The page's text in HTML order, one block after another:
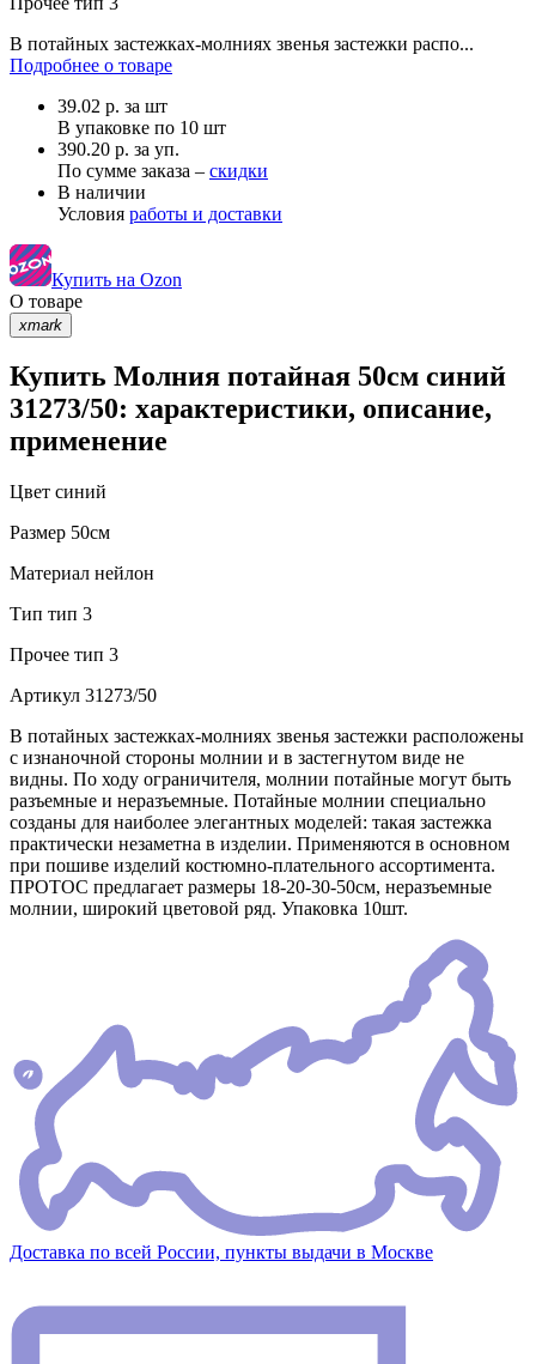
В потайных застежках-молниях звенья застежки распо...
Подробнее о товаре
39.02 р. за шт
В упаковке по 10 шт
390.20 р. за уп.
По сумме заказа – скидки
В наличии
Условия работы и доставки
Купить на Ozon
О товаре
xmark
Купить Молния потайная 50см синий
31273/50: характеристики, описание,
применение
Цвет синий
Размер 50см
Материал нейлон
Тип тип 3
Прочее тип 3
Артикул 31273/50
В потайных застежках-молниях звенья застежки расположены
с изнаночной стороны молнии и в застегнутом виде не
видны. По ходу ограничителя, молнии потайные могут быть
разъемные и неразъемные. Потайные молнии специально
созданы для наиболее элегантных моделей: такая застежка
практически незаметна в изделии. Применяются в основном
при пошиве изделий костюмно-плательного ассортимента.
ПРОТОС предлагает размеры 18-20-30-50см, неразъемные
молнии, широкий цветовой ряд. Упаковка 10шт.
Доставка по всей России, пункты выдачи в Москве